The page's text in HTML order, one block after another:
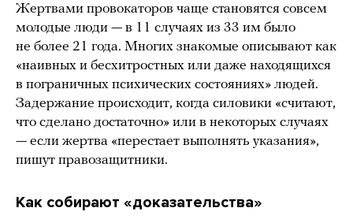
Жертвами провокаторов чаще становятся совсем
молодые люди — в 11 случаях из 33 им было
не более 21 года. Многих знакомые описывают как
«наивных и бесхитростных или даже находящихся
в пограничных психических состояниях» людей.
Задержание происходит, когда силовики «считают,
что сделано достаточно» или в некоторых случаях
— если жертва «перестает выполнять указания»,
пишут правозащитники.
Как собирают «доказательства»